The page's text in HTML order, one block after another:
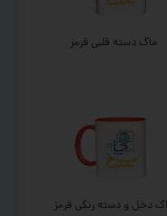
ماگ دسته قلبی قرمز
دخل و دسته رنگی قرمز